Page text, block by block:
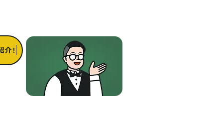
！